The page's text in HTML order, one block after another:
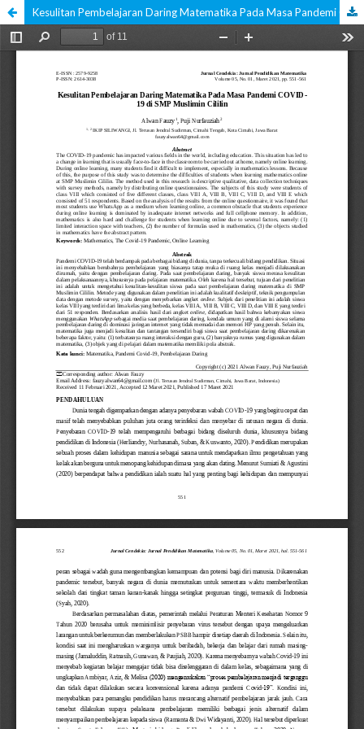
Kesulitan Pembelajaran Daring Matematika Pada Masa Pandemi COVID-19 di SMP Muslimin Cililin